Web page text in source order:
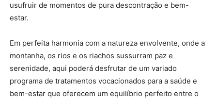
usufruir de momentos de pura descontração e bem-
estar.
Em perfeita harmonia com a natureza envolvente, onde a
montanha, os rios e os riachos sussurram paz e
serenidade, aqui poderá desfrutar de um variado
programa de tratamentos vocacionados para a saúde e
bem-estar que oferecem um equilíbrio perfeito entre o